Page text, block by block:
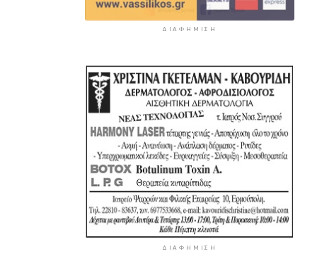
ΔΙΑΦΉΜΙΣΗ
ΔΙΑΦΉΜΙΣΗ